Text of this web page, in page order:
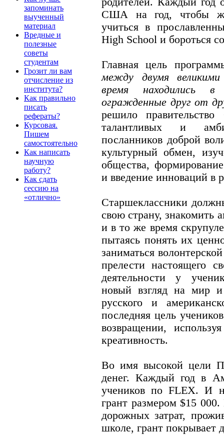
США на год, чтобы
учиться в
High School и бороться
Главная цель
между двумя
время находились в
огражденные друг от
решило
талантливых и
посланников доброй
культурный обмен,
общества,
и введение инноваций в
Старшеклассники
свою страну, знакомить
и в то же время
пытаясь понять их
заниматься
прелести настоящего
деятельности у
новый взгляд на мир
русского и
последняя цель
возвращении,
креативность.
Во имя высокой цели
денег. Каждый год в
учеников по FLEX. И
грант размером $15
дорожных затрат,
школе, грант покрывает
запоминать
выученный
материал
Вредные и
полезные
советы
студентам
Грозит ли вам
отчисление из
института?
Как правильно
писать
рефераты?
Курсовая.
Пишем
самостоятельно
Как написать
научную
работу?
Как сдать
сессию на
«отлично»